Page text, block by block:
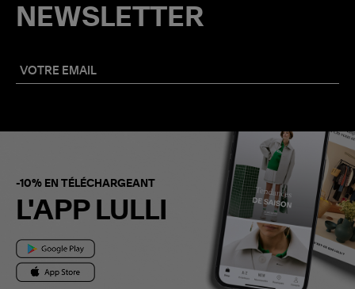
NEWSLETTER
-10% EN TÉLÉCHARGEANT
L'APP LULLI